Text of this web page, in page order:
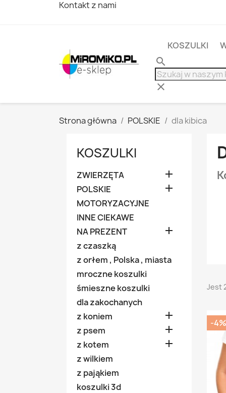
Kontakt z nami
KOSZULKI
search
clear
Strona główna POLSKIE dla kibica
KOSZULKI
ZWIERZĘTA 
POLSKIE 
MOTORYZACYJNE
INNE CIEKAWE
NA PREZENT

z czaszką
z orłem , Polska , miasta
mroczne koszulki
śmieszne koszulki
dla zakochanych
z koniem

z psem 
z kotem 
z wilkiem
z pająkiem
koszulki 3d
Jest
-4%